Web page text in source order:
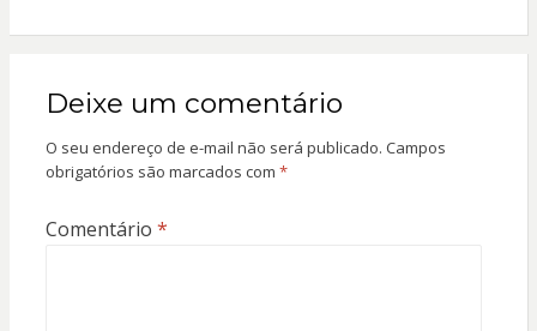
Deixe um comentário
O seu endereço de e-mail não será publicado. Campos
obrigatórios são marcados com *
Comentário *